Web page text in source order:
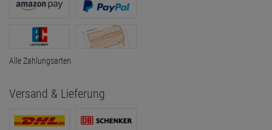
Alle Zahlungsarten
Versand & Lieferung